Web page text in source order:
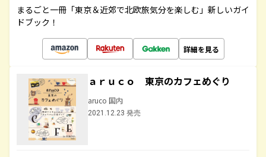
まるごと一冊「東京＆近郊で北欧旅気分を楽しむ」新しいガイ
ドブック！
詳細を見る
ａｒｕｃｏ 東京のカフェめぐり
aruco 国内
2021.12.23 発売